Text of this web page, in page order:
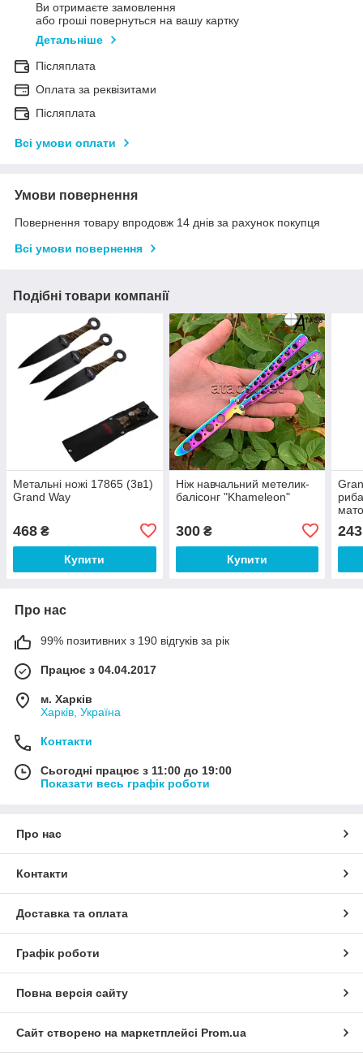
Ви отримаєте замовлення
або гроші повернуться на вашу картку
Детальніше
Післяплата
Оплата за реквізитами
Післяплата
Всі умови оплати
Умови повернення
Повернення товару впродовж 14 днів за рахунок покупця
Всі умови повернення
Подібні товари компанії
Метальні ножі 17865 (3в1)
Grand Way
468 ₴
Купити
Ніж навчальний метелик-
балісонг "Khameleon"
300₴
Купити
243
Про нас
99% позитивних з 190 відгуків за рік
Працює з 04.04.2017
м. Харків
Харків, Україна
Контакти
Сьогодні працює з 11:00 до 19:00
Показати весь графік роботи
Про нас
Контакти
Доставка та оплата
Графік роботи
Повна версія сайту
Сайт створено на маркетплейсі Prom.ua